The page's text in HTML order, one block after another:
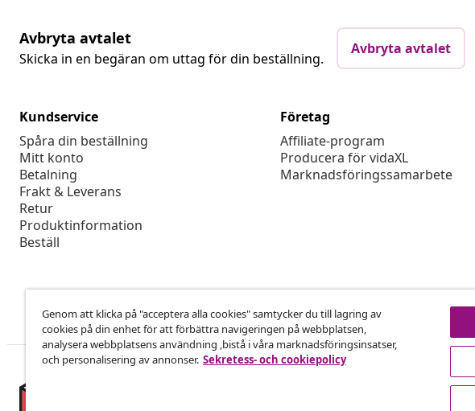
Avbryta avtalet
Skicka in en begäran om uttag för din beställning.
Avbryta avtalet
Kundservice
Spåra din beställning
Mitt konto
Betalning
Frakt & Leverans
Retur
Produktinformation
Beställ
Företag
Affiliate-program
Producera för vidaXL
Marknadsföringssamarbete
Genom att klicka på "acceptera alla cookies" samtycker du till lagring av
cookies på din enhet för att förbättra navigeringen på webbplatsen,
analysera webbplatsens användning ,bistå i våra marknadsföringsinsatser,
och personalisering av annonser. Sekretess- och cookiepolicy